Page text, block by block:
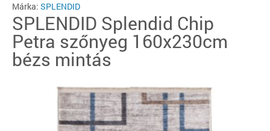
Márka: SPLENDID
SPLENDID Splendid Chip
Petra szőnyeg 160x230cm
bézs mintás